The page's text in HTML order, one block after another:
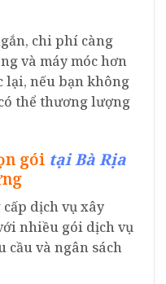
chi phí càng
và máy móc hơn
lại, nếu bạn không
thể thương lượng
gói tại Bà Rịa
dịch vụ xây
nhiều gói dịch vụ
và ngân sách